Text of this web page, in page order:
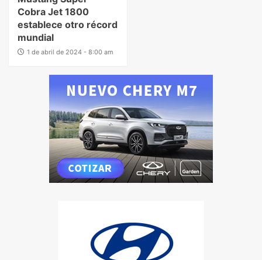
Cobra Jet 1800
establece otro récord
mundial
1 de abril de 2024 - 8:00 am